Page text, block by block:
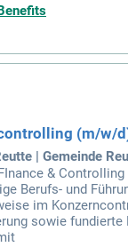
(m/w/
| Gemeinde
&
Berufs- und
im
sowie fundierte